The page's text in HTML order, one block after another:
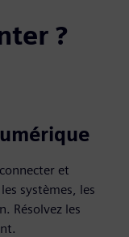
?
et
systèmes, les
Résolvez les